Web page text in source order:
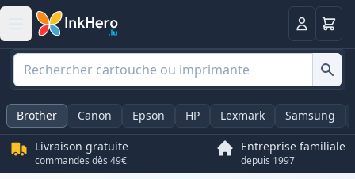
Panier
Brother Canon Epson HP Lexmark Samsung
Livraison gratuite
commandes dès 49€
Entreprise familiale
depuis 1997